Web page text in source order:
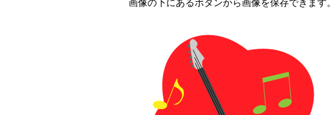
画像の下にあるボタンから画像を保存できます。